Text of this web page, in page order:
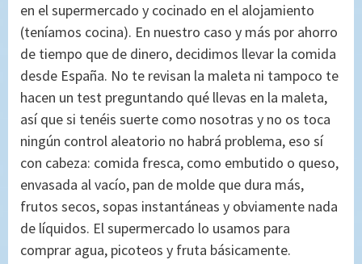
en el supermercado y cocinado en el alojamiento
(teníamos cocina). En nuestro caso y más por ahorro
de tiempo que de dinero, decidimos llevar la comida
desde España. No te revisan la maleta ni tampoco te
hacen un test preguntando qué llevas en la maleta,
así que si tenéis suerte como nosotras y no os toca
ningún control aleatorio no habrá problema, eso sí
con cabeza: comida fresca, como embutido o queso,
envasada al vacío, pan de molde que dura más,
frutos secos, sopas instantáneas y obviamente nada
de líquidos. El supermercado lo usamos para
comprar agua, picoteos y fruta básicamente.